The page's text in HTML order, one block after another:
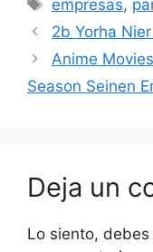
empresas,
2b Yorha
Anime
Season Seinen
Deja un
Lo siento,